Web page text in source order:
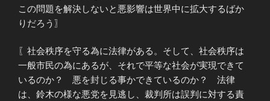
この問題を解決しないと悪影響は世界中に拡大するばか
りだろう〗
〖社会秩序を守る為に法律がある。そして、社会秩序は
一般市民の為にあるが、それで平等な社会が実現できて
いるのか？ 悪を封じる事かできているのか？ 法律
は、鈴木の様な悪党を見逃し、裁判所は誤判に対する責